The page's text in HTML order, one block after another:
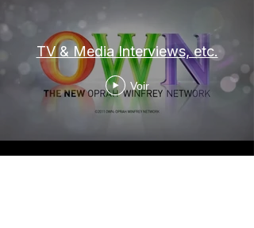
TV & Media Interviews, etc.
Voir